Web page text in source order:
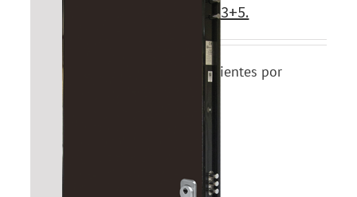
MULTIFUNCIÓN 3+5.
5 llaves independientes por